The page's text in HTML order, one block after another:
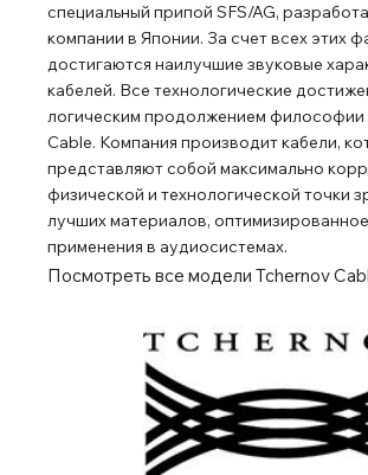
специальный припой SFS/AG,
компании в Японии. За счет всех этих
достигаются наилучшие звуковые
кабелей. Все технологические
логическим продолжением философии
Cable. Компания производит кабели,
представляют собой максимально
физической и технологической точки
лучших материалов,
применения в аудиосистемах.
Посмотреть все модели Tchernov